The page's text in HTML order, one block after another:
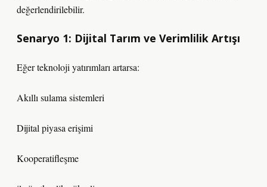
değerlendirilebilir.
Senaryo 1: Dijital Tarım ve Verimlilik Artışı
Eğer teknoloji yatırımları artarsa:
Akıllı sulama sistemleri
Dijital piyasa erişimi
Kooperatifleşme